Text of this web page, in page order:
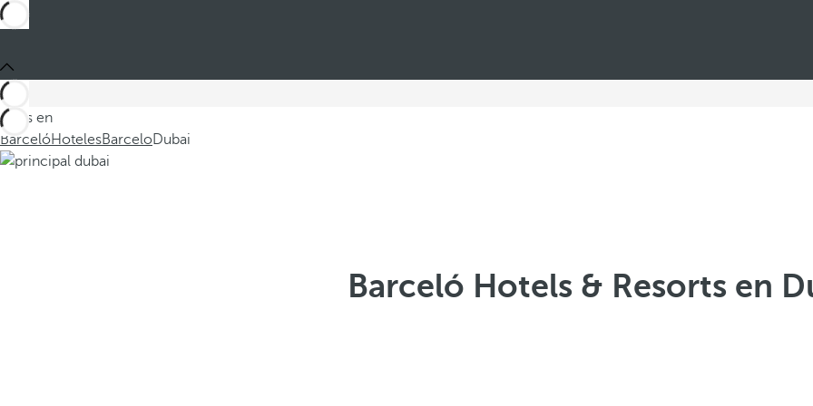
Estás en
BarcelóHotelesBarceloDubai
Barceló Hotels & Resorts en